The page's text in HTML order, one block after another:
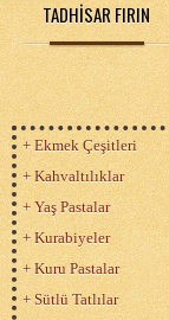
TADHİSAR FIRIN
+ Ekmek Çeşitleri
+ Kahvaltılıklar
+ Yaş Pastalar
+ Kurabiyeler
+ Kuru Pastalar
+ Sütlü Tatlılar